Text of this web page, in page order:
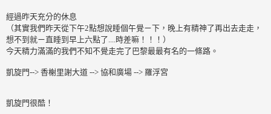
經過昨天充分的休息
（其實我們昨天從下午2點想說睡個午覺ㄧ下，晚上有精神了再出去走走，
想不到就ㄧ直睡到早上六點了....時差嘛！！！）
今天精力滿滿的我們不知不覺走完了巴黎最最有名的一條路。
凱旋門--> 香榭里謝大道 --> 協和廣場 --> 羅浮宮
凱旋門很酷！